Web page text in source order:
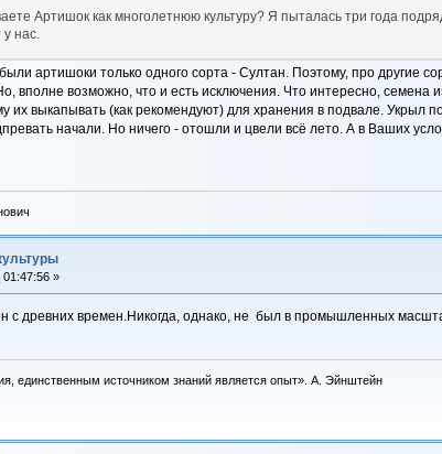
Артишок как многолетнюю культуру? Я пыталась три года
нас.
артишоки только одного сорта - Султан. Поэтому, про другие
вполне возможно, что и есть исключения. Что интересно, семена
их выкапывать (как рекомендуют) для хранения в подвале. Укрыл
начали. Но ничего - отошли и цвели всё лето. А в Ваших
»
с древних времен.Никогда, однако, не был в промышленных
единственным источником знаний является опыт». А. Эйнштейн